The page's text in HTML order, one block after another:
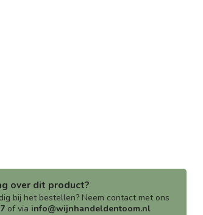
over dit product?
bij het bestellen? Neem contact met ons
of via info@wijnhandeldentoom.nl